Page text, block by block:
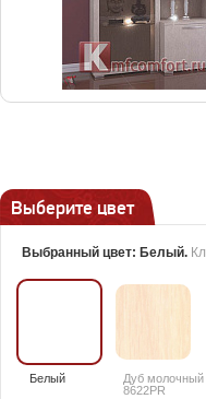
Выберите цвет
Выбранный цвет: Белый.
Белый
Дуб молочный
8622PR